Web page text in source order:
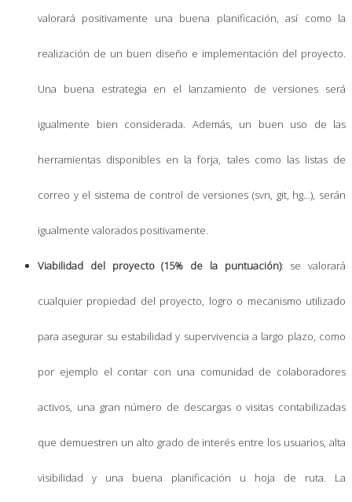
valorará positivamente una buena planificación, así como la
realización de un buen diseño e implementación del proyecto.
Una buena estrategia en el lanzamiento de versiones será
igualmente bien considerada. Además, un buen uso de las
herramientas disponibles en la forja, tales como las listas de
correo y el sistema de control de versiones (svn, git, hg…), serán
igualmente valorados positivamente.
Viabilidad del proyecto (15% de la puntuación): se valorará
cualquier propiedad del proyecto, logro o mecanismo utilizado
para asegurar su estabilidad y supervivencia a largo plazo, como
por ejemplo el contar con una comunidad de colaboradores
activos, una gran número de descargas o visitas contabilizadas
que demuestren un alto grado de interés entre los usuarios, alta
visibilidad y una buena planificación u hoja de ruta. La